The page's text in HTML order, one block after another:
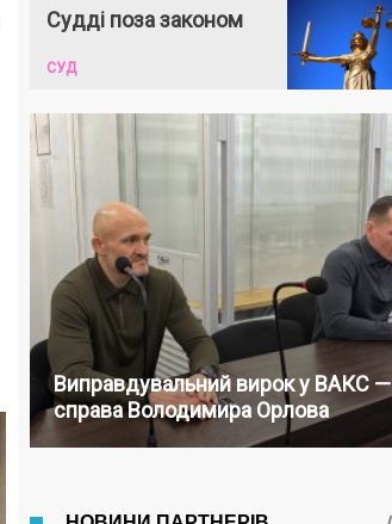
Судді поза законом
СУД
Виправдувальний вирок у ВАКС —
справа Володимира Орлова